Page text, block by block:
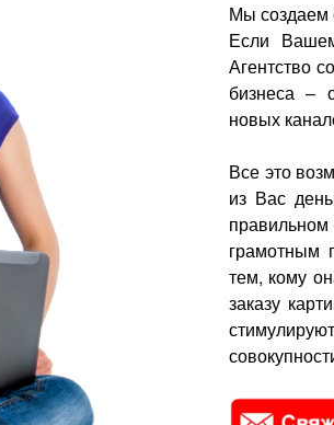
Мы создаем
Если
Агентство
бизнеса –
новых
Все это
из Вас
грамотным
тем, кому
заказу